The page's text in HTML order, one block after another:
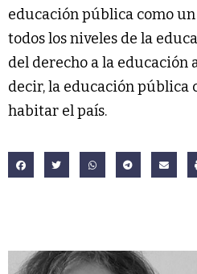
educación pública como
todos los niveles de la
del derecho a la educación
decir, la educación pública
habitar el país.